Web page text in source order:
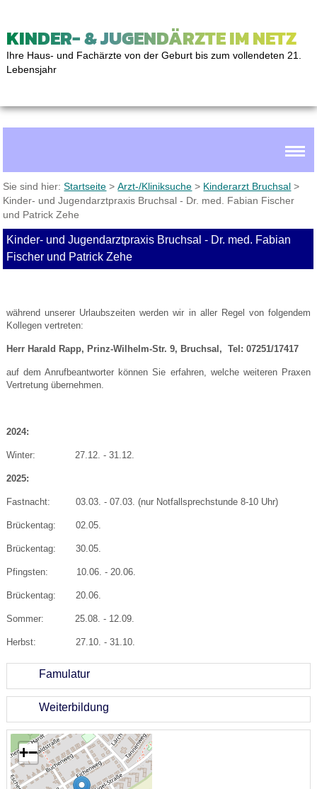
KINDER- & JUGENDÄRZTE IM NETZ
Ihre Haus- und Fachärzte von der Geburt bis zum vollendeten 21.
Lebensjahr
Sie sind hier:Startseite >Arzt-/Kliniksuche > Kinderarzt Bruchsal >
Kinder- und Jugendarztpraxis Bruchsal - Dr. med. Fabian Fischer
und Patrick Zehe
Kinder- und Jugendarztpraxis Bruchsal - Dr. med. Fabian
Fischer und Patrick Zehe
während unserer Urlaubszeiten werden wir in aller Regel von folgendem
Kollegen vertreten:
Herr Harald Rapp, Prinz-Wilhelm-Str. 9, Bruchsal, Tel: 07251/17417
auf dem Anrufbeantworter können Sie erfahren, welche weiteren Praxen
Vertretung übernehmen.
2024:
Winter: 27.12. - 31.12.
2025:
Fastnacht: 03.03. - 07.03. (nur Notfallsprechstunde 8-10 Uhr)
Brückentag: 02.05.
Brückentag: 30.05.
Pfingsten: 10.06. - 20.06.
Brückentag: 20.06.
Sommer: 25.08. - 12.09.
Herbst: 27.10. - 31.10.
Famulatur
Weiterbildung
+−